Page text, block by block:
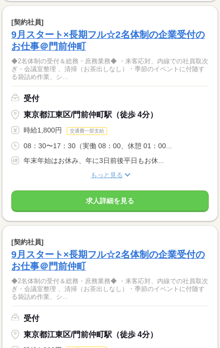
[契約社員]
9月スタート×長期フル☆2名体制の企業受付の
お仕事＠門前仲町
◆2名体制の受付＆総務・庶務業務◆ ・来客応対、内線での社員取次
ぎ・会議室整理 、清掃（お茶出しなし）・季節のイベントに付随す
る袋詰め作業、シ...
受付
東京都江東区/門前仲町駅（徒歩 4分）
時給1,800円 交通費一部支給
08：30〜17：30（実働 08：00、休憩 01：00...
年末年始はお休み、年に3日前後平日もお休...
もっと見る
求人詳細を見る
[契約社員]
9月スタート×長期フル☆2名体制の企業受付の
お仕事＠門前仲町
◆2名体制の受付＆総務・庶務業務◆ ・来客応対、内線での社員取次
ぎ・会議室整理 、清掃（お茶出しなし）・季節のイベントに付随す
る袋詰め作業、シ...
受付
東京都江東区/門前仲町駅（徒歩 4分）